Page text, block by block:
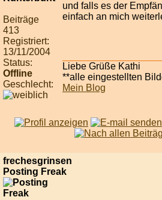
Beiträge
413
Registriert:
13/11/2004
Status:
Offline
Geschlecht:
und falls es der
einfach an mich
Liebe Grüße Kathi
**alle eingestellten
Mein Blog
frechesgrinsen
Posting Freak